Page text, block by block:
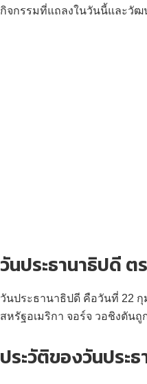
กิจกรรมที่แถลงในวันนี้และวั
วันประธานาธิปดี
วันประธานาธิปดี คือวันที่ 22
สหรัฐอเมริกา จอร์จ วอชิงตันถู
ประวัติของวันประ